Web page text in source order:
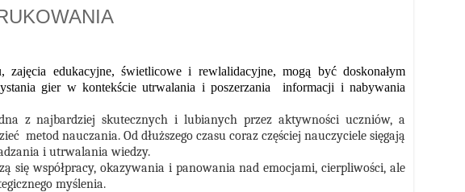
edukacyjne, świetlicowe i rewlalidacyjne, mogą być doskonałym
gier w kontekście utrwalania i poszerzania informacji i nabywania
z najbardziej skutecznych i lubianych przez aktywności uczniów, a
metod nauczania. Od dłuższego czasu coraz częściej nauczyciele sięgają
i utrwalania wiedzy.
się współpracy, okazywania i panowania nad emocjami, cierpliwości, ale
myślenia.